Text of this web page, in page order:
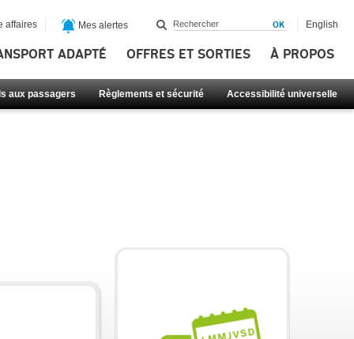
ADAPTÉ OFFRES ET SORTIES À PROPOS
aux passagers Règlements et sécurité Accessibilité universelle
affaires Mes alertes English